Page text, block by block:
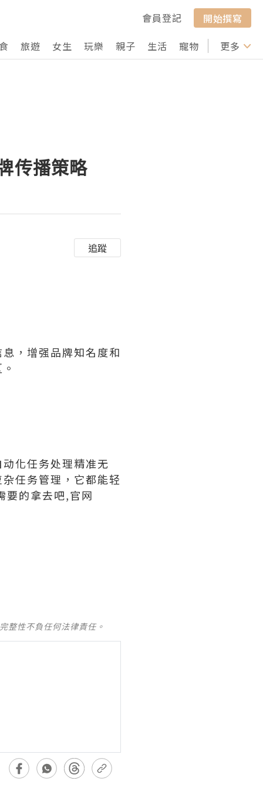
會員登記
開始撰寫
旅遊 女生 玩樂 親子 生活 寵物 行山 打卡
更多
传播策略
追蹤
，增强品牌知名度和
化任务处理精准无
任务管理，它都能轻
要的拿去吧,官网
整性不負任何法律責任。